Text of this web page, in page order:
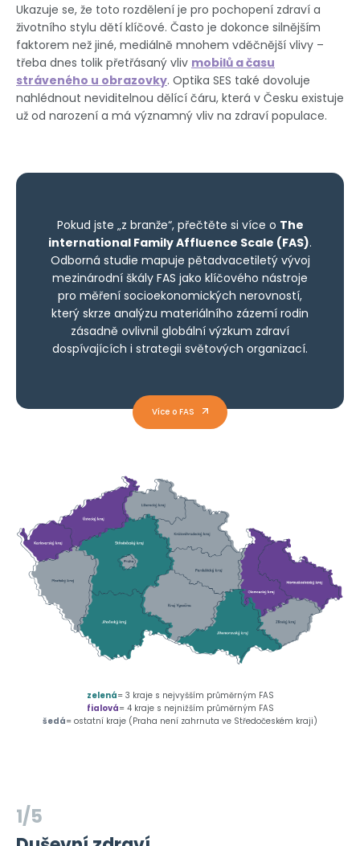
Ukazuje se, že toto rozdělení je pro pochopení zdraví a
životního stylu dětí klíčové. Často je dokonce silnějším
faktorem než jiné, mediálně mnohem vděčnější vlivy –
třeba dnes tolik přetřásaný vliv mobilů a času
stráveného u obrazovky. Optika SES také dovoluje
nahlédnout neviditelnou dělící čáru, která v Česku existuje
už od narození a má významný vliv na zdraví populace.
Pokud jste „z branže“, přečtěte si více o The
international Family Affluence Scale (FAS).
Odborná studie mapuje pětadvacetiletý vývoj
mezinárodní škály FAS jako klíčového nástroje
pro měření socioekonomických nerovností,
který skrze analýzu materiálního zázemí rodin
zásadně ovlivnil globální výzkum zdraví
dospívajících i strategii světových organizací.
Více o FAS
zelená= 3 kraje s nejvyšším průměrným FAS
fialová= 4 kraje s nejnižším průměrným FAS
šedá= ostatní kraje (Praha není zahrnuta ve Středočeském kraji)
1/5